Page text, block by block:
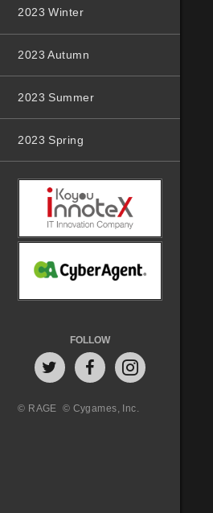
2023 Winter
2023 Autumn
2023 Summer
2023 Spring
FOLLOW
© RAGE © Cygames, Inc.